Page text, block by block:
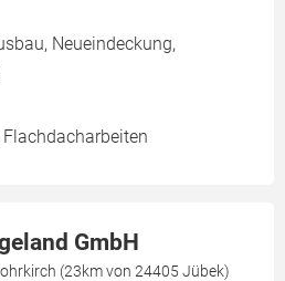
Neueindeckung,
GmbH
(23km von 24405 Jübek)